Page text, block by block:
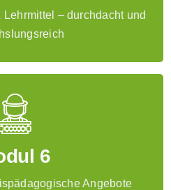
– durchdacht und
bei Stichverletzungen
6
Angebote
Durchführung eines
Angebotes mit Schwerpunkt
Ort, mit anschließender
des Angebotes